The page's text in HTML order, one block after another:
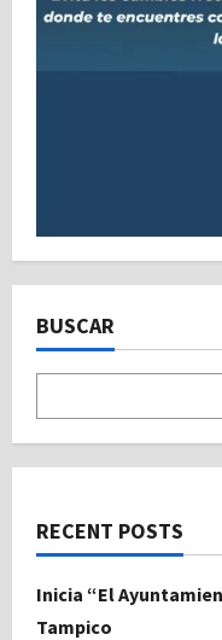
BUSCAR
RECENT POSTS
Inicia “El
Tampico